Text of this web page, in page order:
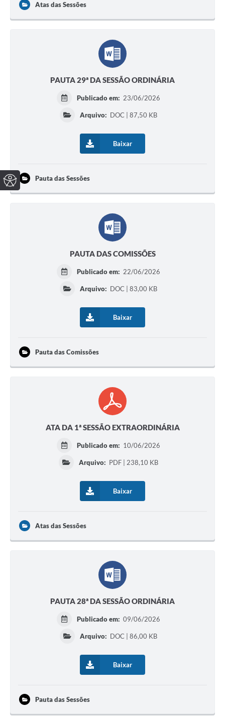
Atas das Sessões
PAUTA 29ª DA SESSÃO ORDINÁRIA
Publicado em: 23/06/2026
Arquivo: DOC | 87,50 KB
Baixar
Pauta das Sessões
PAUTA DAS COMISSÕES
Publicado em: 22/06/2026
Arquivo: DOC | 83,00 KB
Baixar
Pauta das Comissões
ATA DA 1ª SESSÃO EXTRAORDINÁRIA
Publicado em: 10/06/2026
Arquivo: PDF | 238,10 KB
Baixar
Atas das Sessões
PAUTA 28ª DA SESSÃO ORDINÁRIA
Publicado em: 09/06/2026
Arquivo: DOC | 86,00 KB
Baixar
Pauta das Sessões